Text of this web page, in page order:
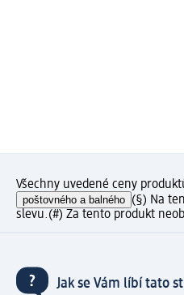
Všechny uvedené ceny
poštovného a balného (§) Na
slevu.(#) Za tento produkt
Jak se Vám líbí tato